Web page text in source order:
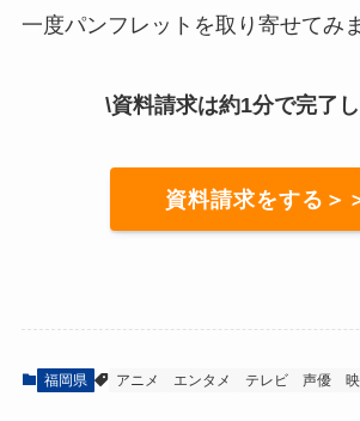
一度パンフレットを取り寄せてみ
\資料請求は約1分で完了
資料請求をする＞
福岡県 アニメ エンタメ テレビ 声優